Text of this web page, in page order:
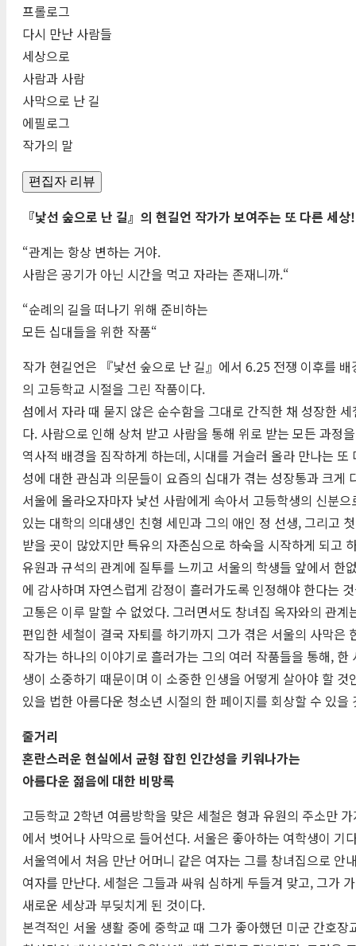
프롤로그
다시 만난 사람들
세상으로
사람과 사람
사막으로 난 길
에필로그
작가의 말
편집자 리뷰
『낯선 숲으로 난 길』의 현길언 작가가 보여주는 또 다른 세상!
“관계는 항상 변하는 거야.
사람은 공기가 아닌 시간을 먹고 자라는 존재니까.“
“순례의 길을 떠나기 위해 준비하는
모든 십대들을 위한 작품“
작가 현길언은 『낯선 숲으로 난 길』에서 6.25 전쟁 이후를
의 고등학교 시절을 그린 작품이다.
섬에서 자라 때 묻지 않은 순수함을 그대로 간직한 채 성장한
다. 사람으로 인해 상처 받고 사람을 통해 위로 받는 모든 과정
역사적 배경을 짐작하게 하는데, 시대를 거슬러 올라 만나는
성에 대한 관심과 의문들이 요즘의 십대가 겪는 성장통과 크게
서울에 올라오자마자 낯선 사람에게 속아서 고등학생의 신분
있는 대학의 의대생인 친형 세민과 그의 애인 정 선생, 그리고
받을 곳이 많았지만 특유의 자존심으로 하숙을 시작하게 되고
유원과 규석의 관계에 질투를 느끼고 서울의 학생들 앞에서
에 감사하며 자연스럽게 감정이 흘러가도록 인정해야 한다는
고통은 이루 말할 수 없었다. 그러면서도 창녀집 옥자와의 관
편입한 세철이 결국 자퇴를 하기까지 그가 겪은 서울의 사막은
작가는 하나의 이야기로 흘러가는 그의 여러 작품들을 통해,
생이 소중하기 때문이며 이 소중한 인생을 어떻게 살아야 할
있을 법한 아름다운 청소년 시절의 한 페이지를 회상할 수 있을
줄거리
혼란스러운 현실에서 균형 잡힌 인간성을 키워나가는
아름다운 젊음에 대한 비망록
고등학교 2학년 여름방학을 맞은 세철은 형과 유원의 주소만
에서 벗어나 사막으로 들어선다. 서울은 좋아하는 여학생이
서울역에서 처음 만난 어머니 같은 여자는 그를 창녀집으로
여자를 만난다. 세철은 그들과 싸워 심하게 두들겨 맞고, 그가
새로운 세상과 부딪치게 된 것이다.
본격적인 서울 생활 중에 중학교 때 그가 좋아했던 미군 간호